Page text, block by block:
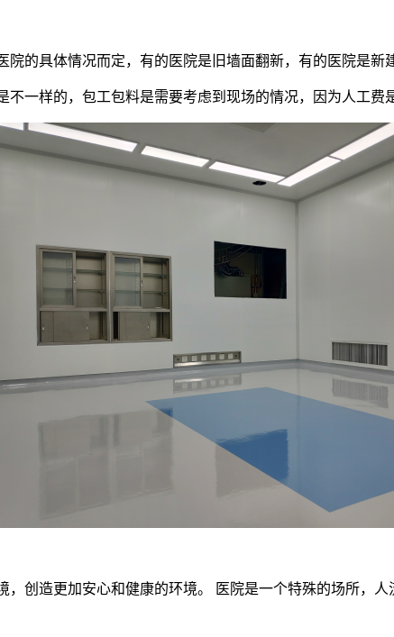
的具体情况而定，有的医院是旧墙面翻新，有的医院是新
一样的，包工包料是需要考虑到现场的情况，因为人工费
创造更加安心和健康的环境。 医院是一个特殊的场所，